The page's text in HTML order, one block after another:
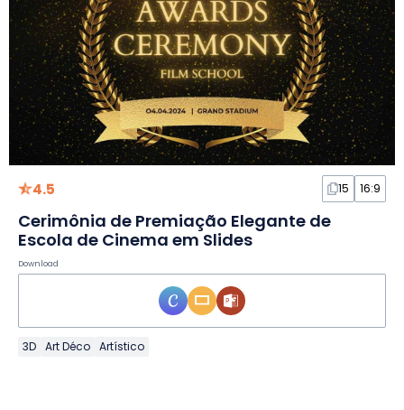
4.5 15 16:9
Cerimônia de Premiação Elegante de
Escola de Cinema em Slides
Download
3D Art Déco Artístico